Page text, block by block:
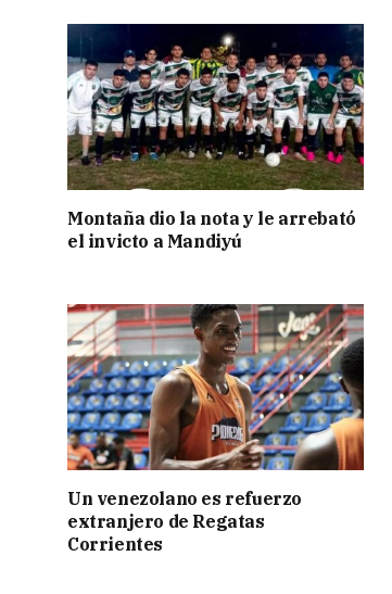
Montaña dio la nota y le arrebató
el invicto a Mandiyú
Un venezolano es refuerzo
extranjero de Regatas
Corrientes